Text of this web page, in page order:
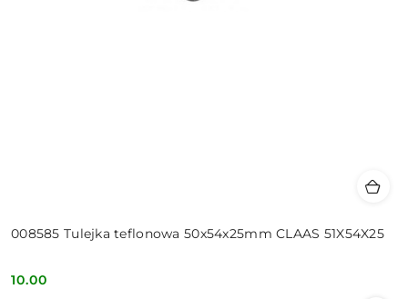
008585 Tulejka teflonowa 50x54x25mm CLAAS 51X54X25
Cena:
10.00